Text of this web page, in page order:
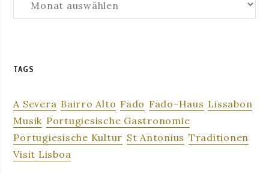
TAGS
A Severa Bairro Alto Fado Fado-Haus Lissabon
Musik Portugiesische Gastronomie
Portugiesische Kultur St Antonius Traditionen
Visit Lisboa